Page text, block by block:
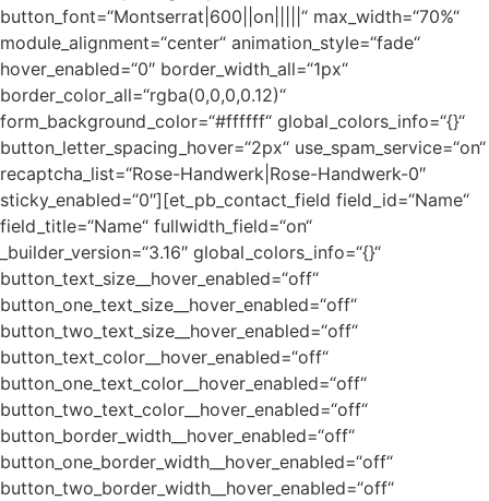
button_font=“Montserrat|600||on|||||“ max_width=“70%“
module_alignment=“center“ animation_style=“fade“
hover_enabled=“0″ border_width_all=“1px“
border_color_all=“rgba(0,0,0,0.12)“
form_background_color=“#ffffff“ global_colors_info=“{}“
button_letter_spacing_hover=“2px“ use_spam_service=“on“
recaptcha_list=“Rose-Handwerk|Rose-Handwerk-0″
sticky_enabled=“0″][et_pb_contact_field field_id=“Name“
field_title=“Name“ fullwidth_field=“on“
_builder_version=“3.16″ global_colors_info=“{}“
button_text_size__hover_enabled=“off“
button_one_text_size__hover_enabled=“off“
button_two_text_size__hover_enabled=“off“
button_text_color__hover_enabled=“off“
button_one_text_color__hover_enabled=“off“
button_two_text_color__hover_enabled=“off“
button_border_width__hover_enabled=“off“
button_one_border_width__hover_enabled=“off“
button_two_border_width__hover_enabled=“off“